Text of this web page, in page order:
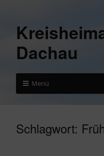
Dachau
Menü
Schlagwort: